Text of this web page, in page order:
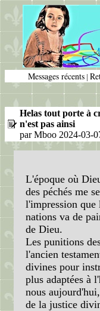
Messages récents |
Helas tout porte à
n'est pas ainsi
par Mboo 2024-03-
L'époque où
des péchés me
l'impression que
nations va de
de Dieu.
Les punitions
l'ancien
divines pour
plus adaptées à
nous
de la justice